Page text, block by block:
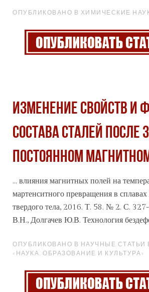
ОПУБЛИКОВАНО В ХИМИЧЕСКИЕ
ИЗМЕНЕНИЕ СВОЙСТВ И
СОСТАВА СТАЛЕЙ ПОСЛЕ
ПОСТОЯННОМ
... влияния магнитных полей на
мартенситного превращения в
твердого тела, 2016. Т. 58. № 2. С.
В.Н., Долгачев Ю.В. Технология
ОПУБЛИКОВАНО В НАУЧНЫЕ СТАТЬИ
«НАУКА, ОБРАЗОВАНИЕ И КУЛЬТУРА»